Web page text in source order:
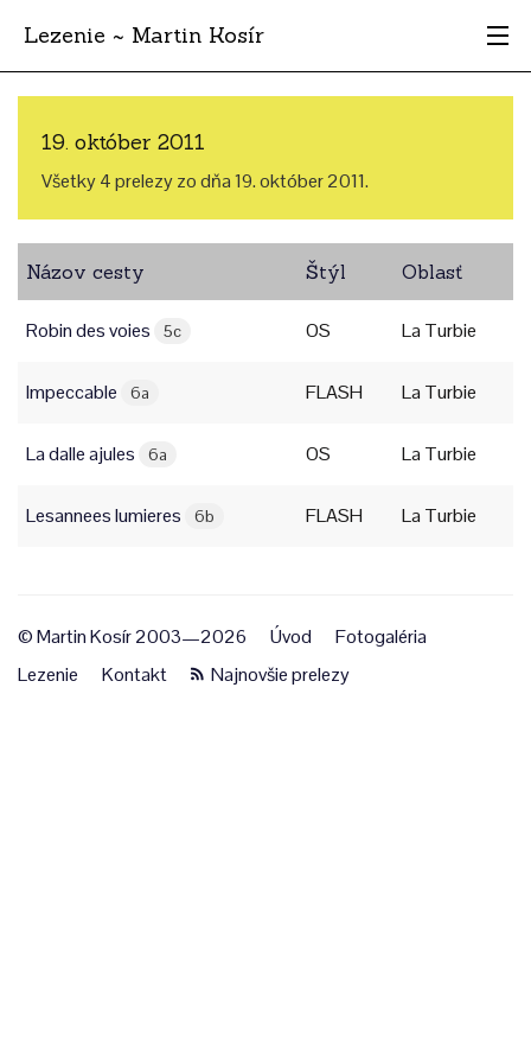
Lezenie ~ Martin Kosír
Najhodnotnejšie
Krajina
Štýl
Archív
19. október 2011
Všetky 4 prelezy zo dňa 19. október 2011.
Názov cesty Štýl Oblasť
Robin des voies 5c OS La Turbie
Impeccable 6a FLASH La Turbie
La dalle ajules 6a OS La Turbie
Lesannees lumieres 6b FLASH La Turbie
© Martin Kosír 2003—2026 Úvod
Fotogaléria
Lezenie
Kontakt Najnovšie prelezy